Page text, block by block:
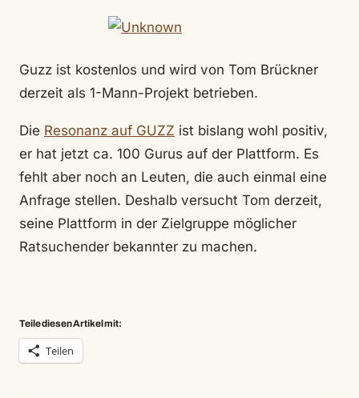
Guzz ist kostenlos und wird von Tom Brückner
derzeit als 1-Mann-Projekt betrieben.
Die Resonanz auf GUZZ ist bislang wohl positiv,
er hat jetzt ca. 100 Gurus auf der Plattform. Es
fehlt aber noch an Leuten, die auch einmal eine
Anfrage stellen. Deshalb versucht Tom derzeit,
seine Plattform in der Zielgruppe möglicher
Ratsuchender bekannter zu machen.
Teile diesen Artikel mit:
Teilen